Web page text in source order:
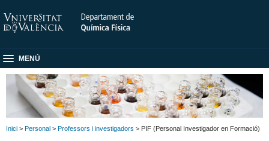
MENÚ
Inici > Personal > Professors i investigadors > PIF (Personal Investigador en Formació)